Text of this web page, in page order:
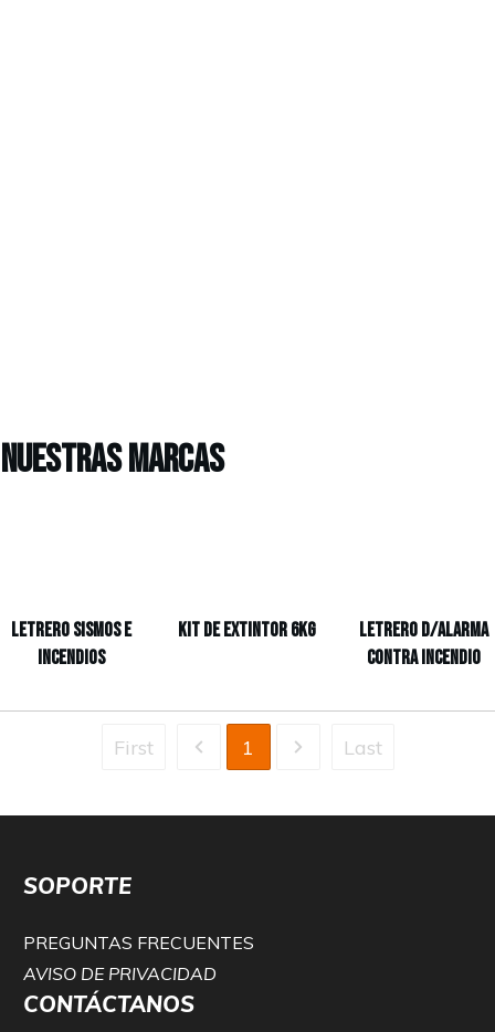
NUESTRAS MARCAS
LETRERO SISMOS E
INCENDIOS
Kit de extintor 6kg
Letrero d/Alarma
Contra Incendio
First 1 Last
SOPORTE
PREGUNTAS FRECUENTES
AVISO DE PRIVACIDAD
CONTÁCTANOS